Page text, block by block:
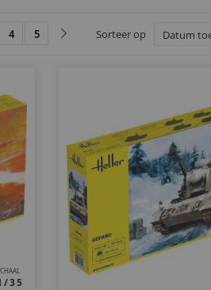
Sorteer op
4 5
35